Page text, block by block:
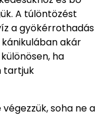
A túlöntözést
a gyökérrothadás
akár
ha
tartjuk
soha ne a